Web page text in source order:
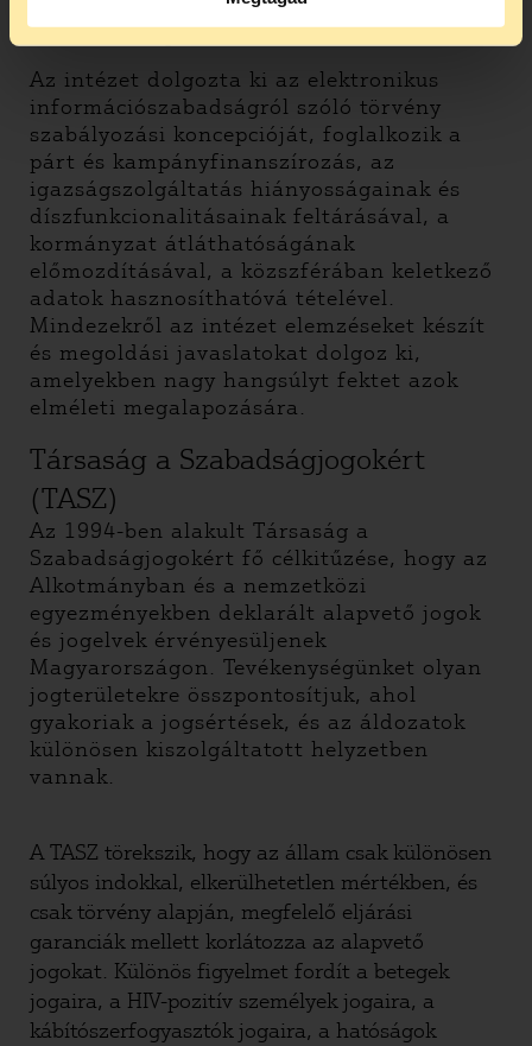
kiállítást igyekszik gyakorlatias politikai
cselekvéssel párosítani.
Az intézet dolgozta ki az elektronikus
információszabadságról szóló törvény
szabályozási koncepcióját, foglalkozik a
párt és kampányfinanszírozás, az
igazságszolgáltatás hiányosságainak és
díszfunkcionalitásainak feltárásával, a
kormányzat átláthatóságának
előmozdításával, a közszférában keletkező
adatok hasznosíthatóvá tételével.
Mindezekről az intézet elemzéseket készít
és megoldási javaslatokat dolgoz ki,
amelyekben nagy hangsúlyt fektet azok
elméleti megalapozására.
Társaság a Szabadságjogokért
(TASZ)
Az 1994-ben alakult Társaság a
Szabadságjogokért fő célkitűzése, hogy az
Alkotmányban és a nemzetközi
egyezményekben deklarált alapvető jogok
és jogelvek érvényesüljenek
Magyarországon. Tevékenységünket olyan
jogterületekre összpontosítjuk, ahol
gyakoriak a jogsértések, és az áldozatok
különösen kiszolgáltatott helyzetben
vannak.
A TASZ törekszik, hogy az állam csak különösen
súlyos indokkal, elkerülhetetlen mértékben, és
csak törvény alapján, megfelelő eljárási
garanciák mellett korlátozza az alapvető
jogokat. Különös figyelmet fordít a betegek
jogaira, a HIV-pozitív személyek jogaira, a
kábítószerfogyasztók jogaira, a hatóságok